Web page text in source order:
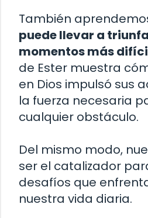
También
puede llevar a
momentos más
de Ester muestra
en Dios impulsó sus
la fuerza necesaria
cualquier obstáculo.
Del mismo modo,
ser el catalizador
desafíos que
nuestra vida diaria.